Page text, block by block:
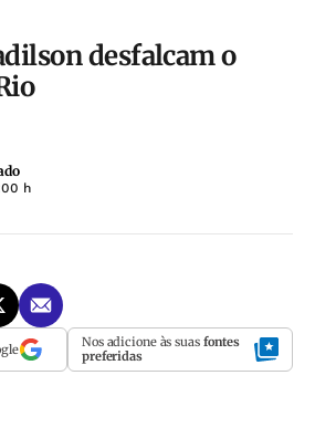
desfalcam o
h
Nos adicione às suas fontes
preferidas